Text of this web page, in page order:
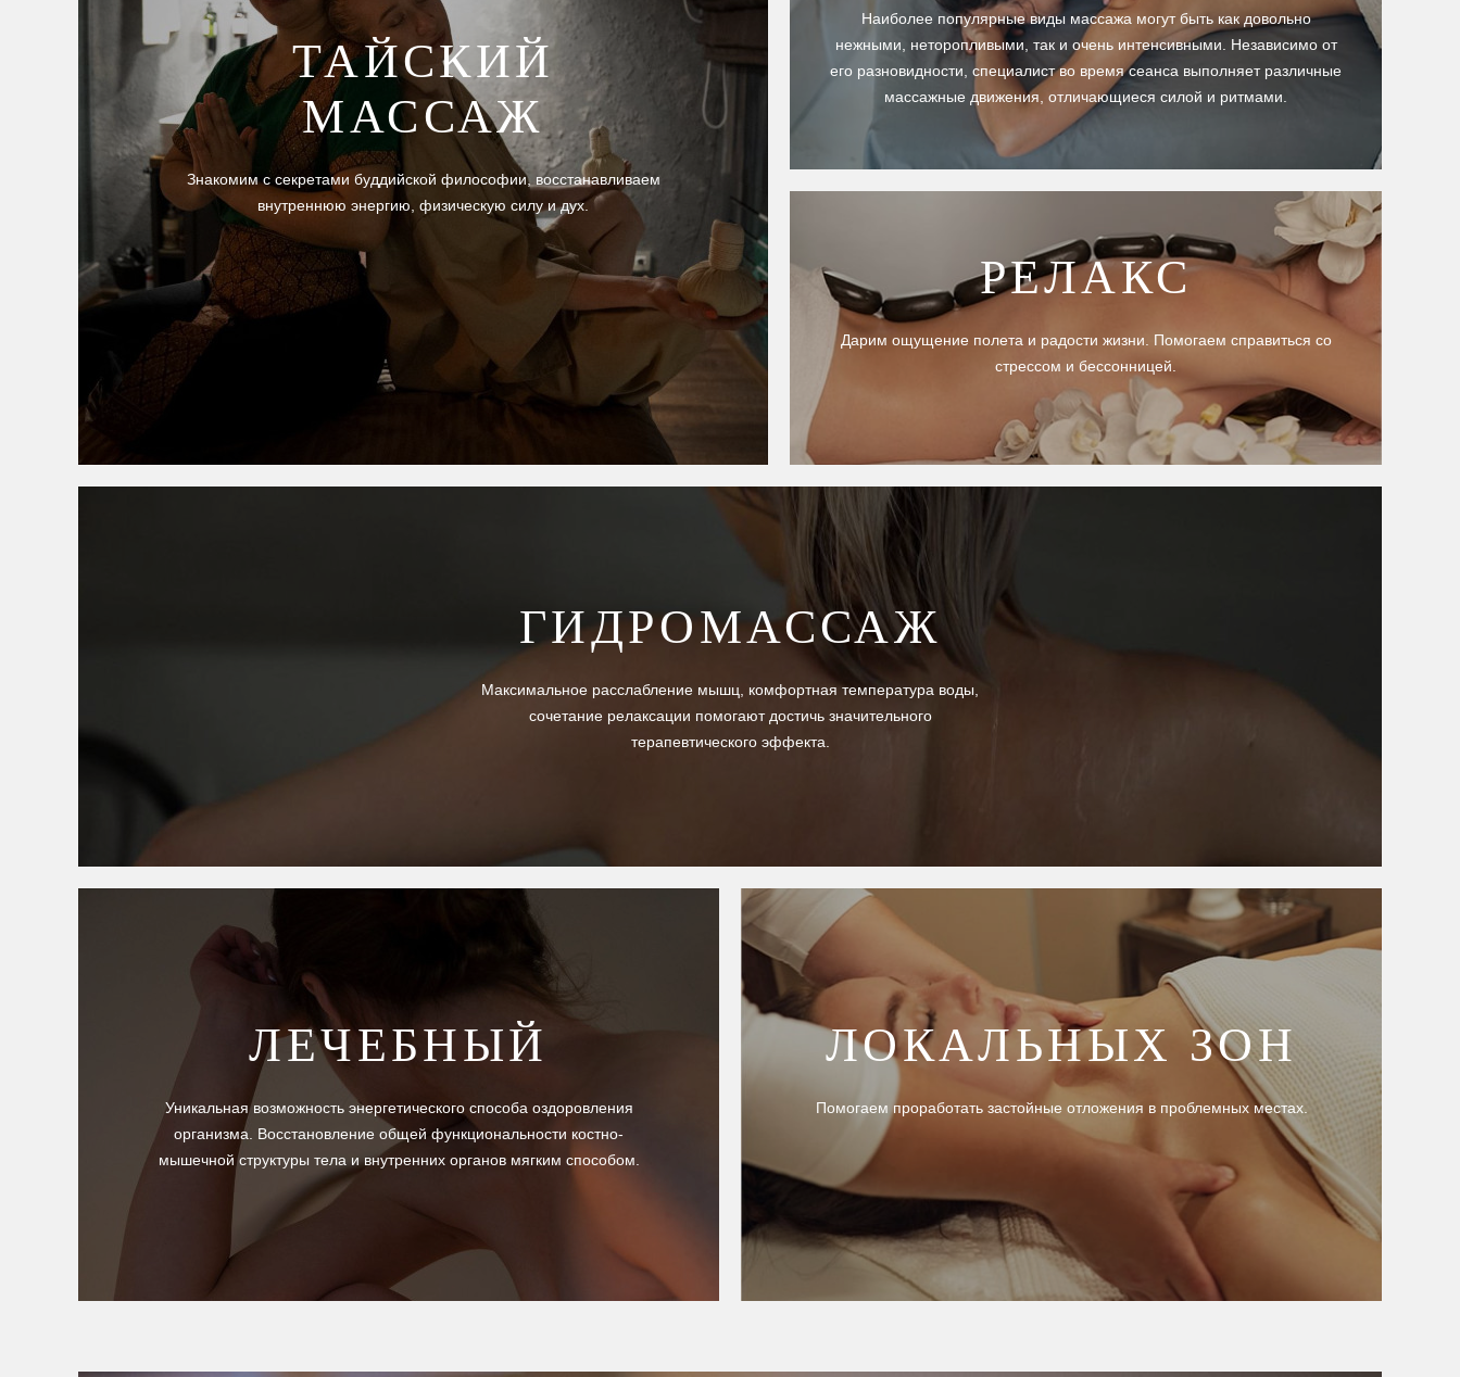
ТАЙСКИЙ
МАССАЖ
Знакомим с секретами буддийской философии, восстанавливаем
внутреннюю энергию, физическую силу и дух.
Наиболее популярные виды массажа могут быть как довольно
нежными, неторопливыми, так и очень интенсивными. Независимо от
его разновидности, специалист во время сеанса выполняет различные
массажные движения, отличающиеся силой и ритмами.
РЕЛАКС
Дарим ощущение полета и радости жизни. Помогаем справиться со
стрессом и бессонницей.
ГИДРОМАССАЖ
Максимальное расслабление мышц, комфортная температура воды,
сочетание релаксации помогают достичь значительного
терапевтического эффекта.
ЛЕЧЕБНЫЙ
Уникальная возможность энергетического способа оздоровления
организма. Восстановление общей функциональности костно-
мышечной структуры тела и внутренних органов мягким способом.
ЛОКАЛЬНЫХ ЗОН
Помогаем проработать застойные отложения в проблемных местах.